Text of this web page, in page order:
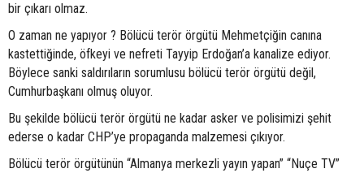
bir çıkarı olmaz.
O zaman ne yapıyor ? Bölücü terör örgütü Mehmetçiğin canına
kastettiğinde, öfkeyi ve nefreti Tayyip Erdoğan’a kanalize ediyor.
Böylece sanki saldırıların sorumlusu bölücü terör örgütü değil,
Cumhurbaşkanı olmuş oluyor.
Bu şekilde bölücü terör örgütü ne kadar asker ve polisimizi şehit
ederse o kadar CHP’ye propaganda malzemesi çıkıyor.
Bölücü terör örgütünün “Almanya merkezli yayın yapan” “Nuçe TV”